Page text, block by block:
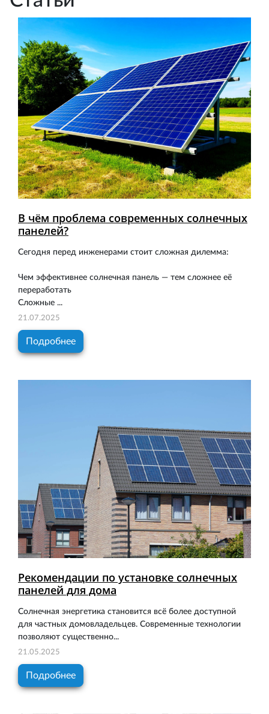
В чём проблема современных солнечных
панелей?
Сегодня перед инженерами стоит сложная дилемма:
Чем эффективнее солнечная панель — тем сложнее её
переработать
Сложные ...
21.07.2025
Подробнее
Рекомендации по установке солнечных
панелей для дома
Солнечная энергетика становится всё более доступной
для частных домовладельцев. Современные технологии
позволяют существенно...
21.05.2025
Подробнее